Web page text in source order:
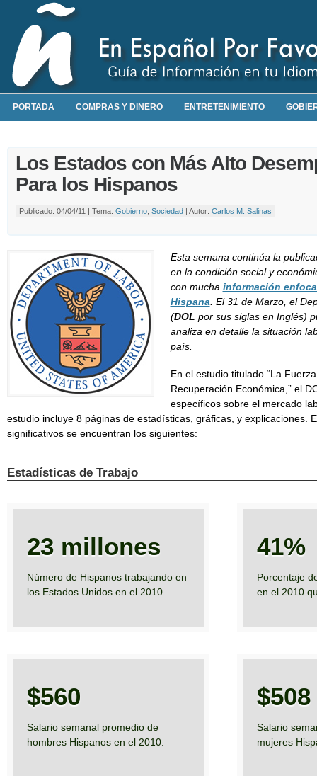
PORTADA COMPRAS Y DINERO ENTRETENIMIENTO
Los Estados con Más Alto
Para los Hispanos
Publicado: 04/04/11 | Tema: Gobierno, Sociedad| Autor: Carlos M. Salinas
Esta semana continúa la
en la condición social y
con mucha información
Hispana . El 31 de Marzo, el
(DOL por sus siglas en Inglés)
analiza en detalle la situación
país.
En el estudio titulado “La
Recuperación Económica,” el
específicos sobre el mercado
estudio incluye 8 páginas de estadísticas, gráficas, y explicaciones.
significativos se encuentran los siguientes:
Estadísticas de Trabajo
23 millones
Número de Hispanos trabajando en
los Estados Unidos en el 2010.
41%
Porcentaje
en el 2010
$560
Salario semanal promedio de
hombres Hispanos en el 2010.
$508
Salario
mujeres